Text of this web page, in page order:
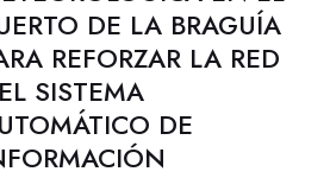
DE LA BRAGUÍA
REFORZAR LA RED
SISTEMA
DE